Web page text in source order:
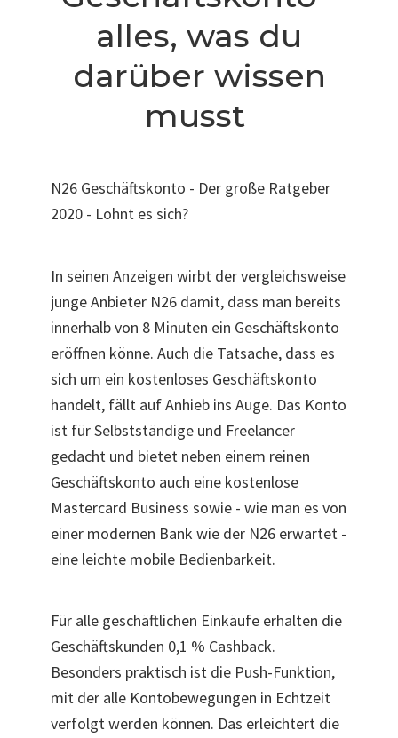
alles, was du
darüber wissen
musst
N26 Geschäftskonto - Der große Ratgeber
2020 - Lohnt es sich?
In seinen Anzeigen wirbt der vergleichsweise
junge Anbieter N26 damit, dass man bereits
innerhalb von 8 Minuten ein Geschäftskonto
eröffnen könne. Auch die Tatsache, dass es
sich um ein kostenloses Geschäftskonto
handelt, fällt auf Anhieb ins Auge. Das Konto
ist für Selbstständige und Freelancer
gedacht und bietet neben einem reinen
Geschäftskonto auch eine kostenlose
Mastercard Business sowie - wie man es von
einer modernen Bank wie der N26 erwartet -
eine leichte mobile Bedienbarkeit.
Für alle geschäftlichen Einkäufe erhalten die
Geschäftskunden 0,1 % Cashback.
Besonders praktisch ist die Push-Funktion,
mit der alle Kontobewegungen in Echtzeit
verfolgt werden können. Das erleichtert die